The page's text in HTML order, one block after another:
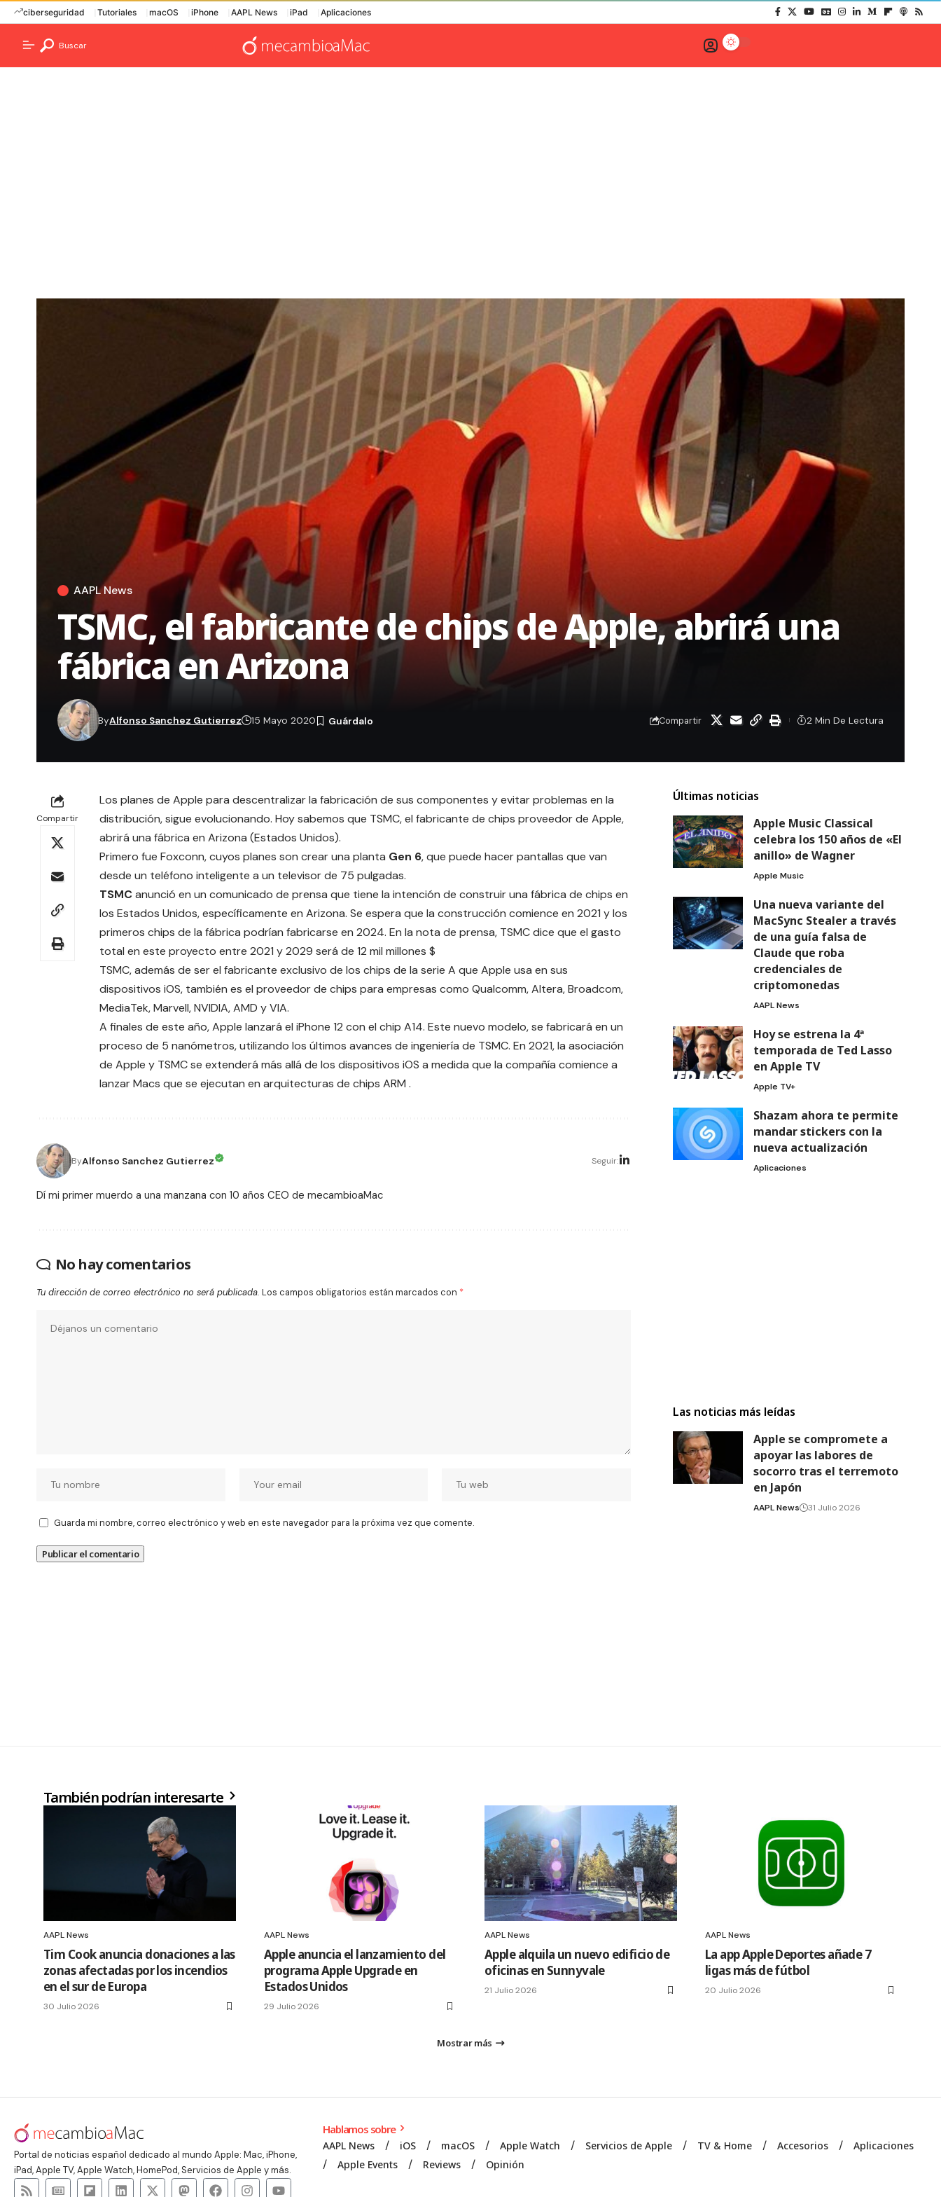
ciberseguridad Tutoriales macOS iPhone AAPL News iPad Aplicaciones
Buscar
AAPL News
TSMC, el fabricante de chips de Apple, abrirá una
fábrica en Arizona
ByAlfonso Sanchez Gutierrez 15 Mayo 2020 Compartir 2 Min De Lectura
Compartir
Los planes de Apple para descentralizar la fabricación de sus componentes y evitar problemas en la
distribución, sigue evolucionando. Hoy sabemos que TSMC, el fabricante de chips proveedor de Apple,
abrirá una fábrica en Arizona (Estados Unidos).
Primero fue Foxconn, cuyos planes son crear una planta Gen 6, que puede hacer pantallas que van
desde un teléfono inteligente a un televisor de 75 pulgadas.
TSMCanunció en un comunicado de prensa que tiene la intención de construir una fábrica de chips en
los Estados Unidos, específicamente en Arizona. Se espera que la construcción comience en 2021 y los
primeros chips de la fábrica podrían fabricarse en 2024. En la nota de prensa, TSMC dice que el gasto
total en este proyecto entre 2021 y 2029 será de 12 mil millones $
TSMC, además de ser el fabricante exclusivo de los chips de la serie A que Apple usa en sus
dispositivos iOS, también es el proveedor de chips para empresas como Qualcomm, Altera, Broadcom,
MediaTek, Marvell, NVIDIA, AMD y VIA.
A finales de este año, Apple lanzará el iPhone 12 con el chip A14. Este nuevo modelo, se fabricará en un
proceso de 5 nanómetros, utilizando los últimos avances de ingeniería de TSMC. En 2021, la asociación
de Apple y TSMC se extenderá más allá de los dispositivos iOS a medida que la compañía comience a
lanzar Macs que se ejecutan en arquitecturas de chips ARM .
ByAlfonso Sanchez Gutierrez Seguir:
Dí mi primer muerdo a una manzana con 10 años CEO de mecambioaMac
No hay comentarios
Tu dirección de correo electrónico no será publicada. Los campos obligatorios están marcados con *
Guarda mi nombre, correo electrónico y web en este navegador para la próxima vez que comente.
Últimas noticias
Apple Music Classical
celebra los 150 años de «El
anillo» de Wagner
Apple Music
Una nueva variante del
MacSync Stealer a través
de una guía falsa de
Claude que roba
credenciales de
criptomonedas
AAPL News
Hoy se estrena la 4ª
temporada de Ted Lasso
en Apple TV
Apple TV+
Shazam ahora te permite
mandar stickers con la
nueva actualización
Aplicaciones
Las noticias más leídas
Apple se compromete a
apoyar las labores de
socorro tras el terremoto
en Japón
AAPL News 31 Julio 2026
También podrían interesarte
AAPL News
Tim Cook anuncia donaciones a las
zonas afectadas por los incendios
en el sur de Europa
30 Julio 2026
AAPL News
Apple anuncia el lanzamiento del
programa Apple Upgrade en
Estados Unidos
29 Julio 2026
AAPL News
Apple alquila un nuevo edificio de
oficinas en Sunnyvale
21 Julio 2026
AAPL News
La app Apple Deportes añade 7
ligas más de fútbol
20 Julio 2026
Mostrar más
Portal de noticias español dedicado al mundo Apple: Mac, iPhone,
iPad, Apple TV, Apple Watch, HomePod, Servicios de Apple y más.
Hablamos sobre
AAPL News iOS macOS Apple Watch Servicios de Apple TV & Home Accesorios
Aplicaciones
Apple Events
Reviews Opinión